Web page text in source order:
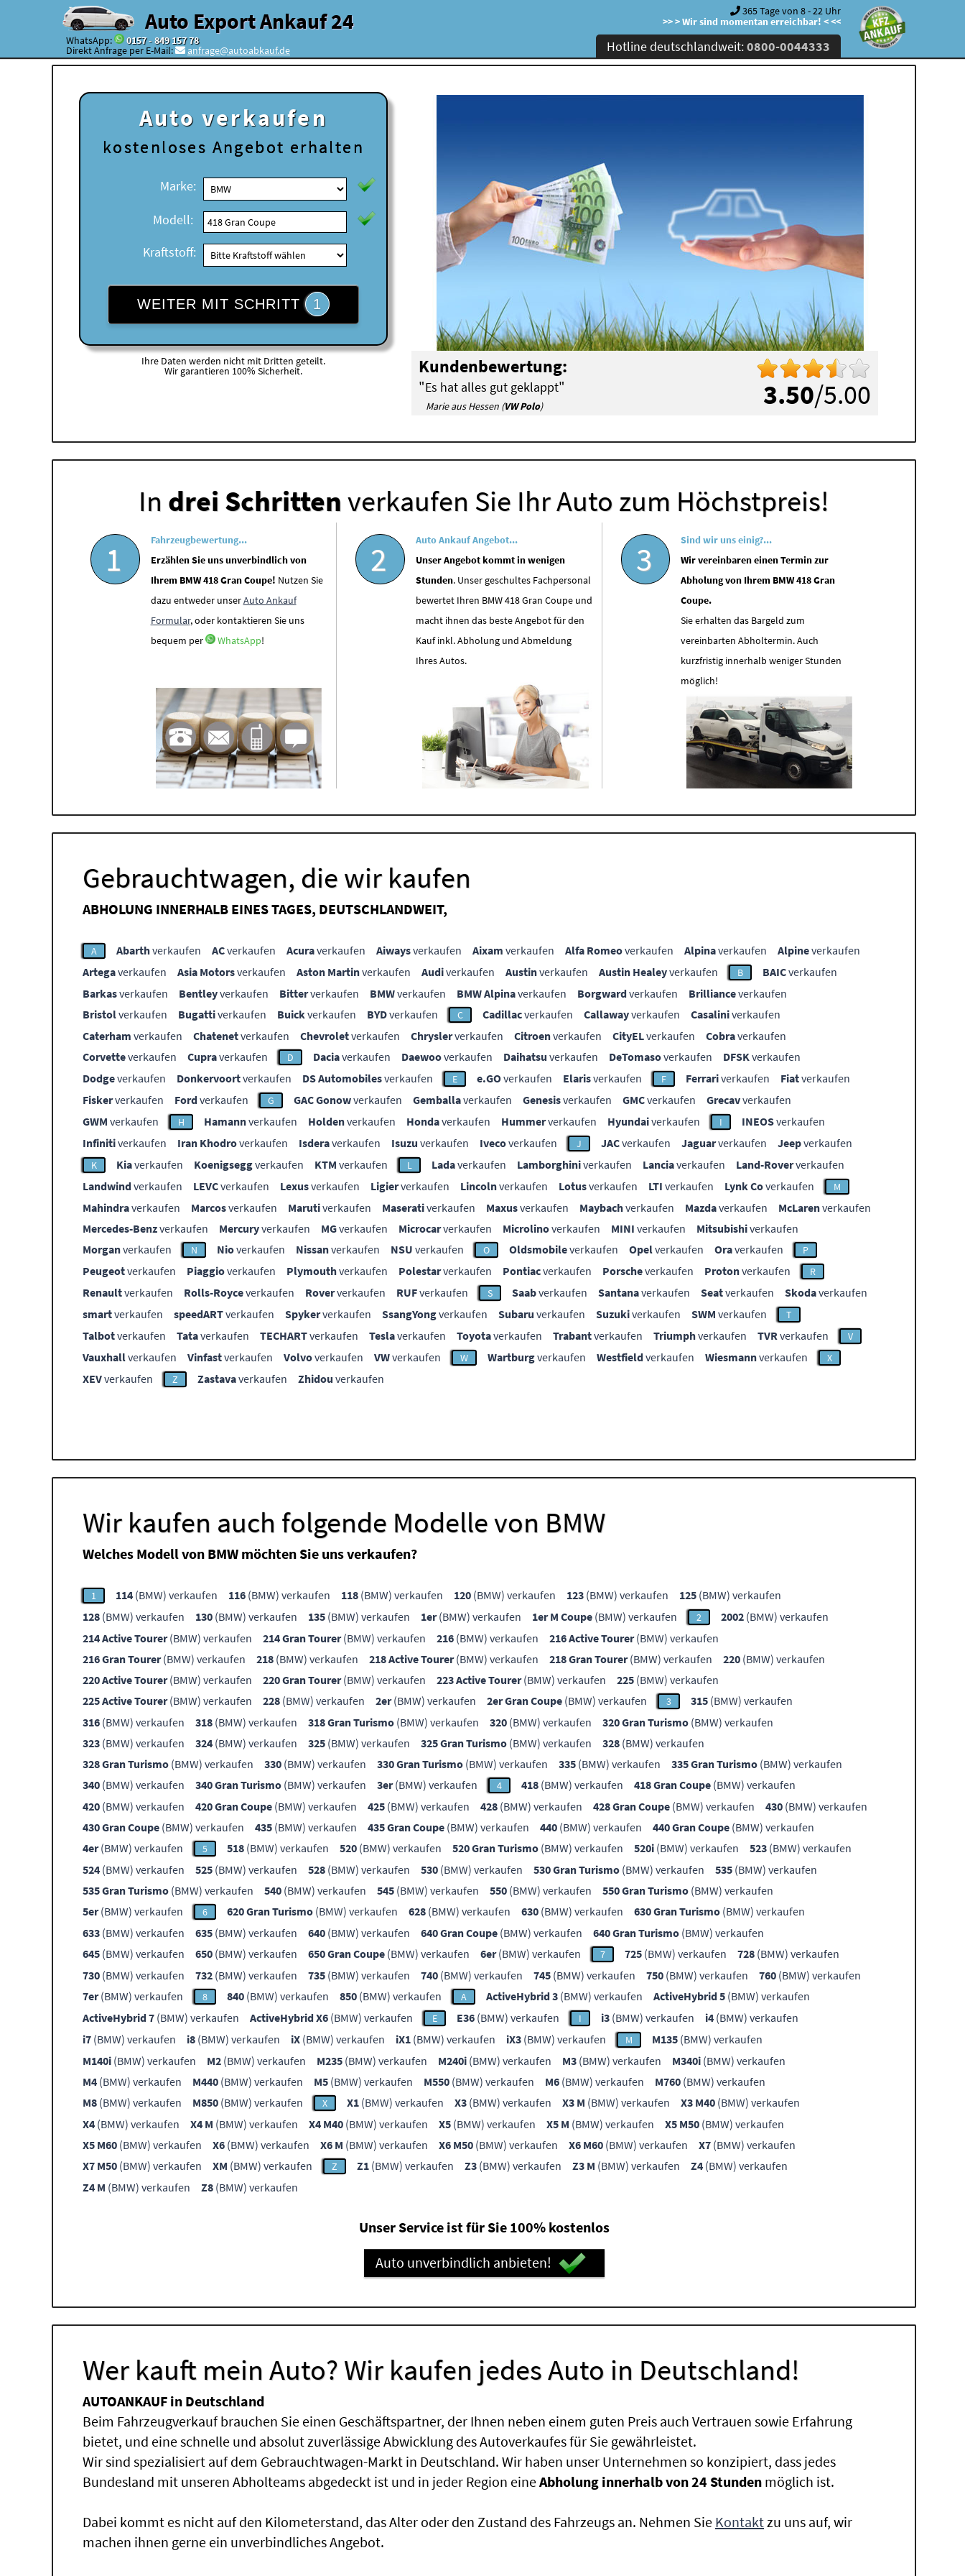
Auto Export Ankauf 24
WhatsApp: 0157 - 849 157 78
Direkt Anfrage per E-Mail: anfrage@autoabkauf.de
365 Tage von 8 - 22 Uhr
>> > Wir sind momentan erreichbar! < <<
Hotline deutschlandweit:0800-0044333
Auto verkaufen
kostenloses Angebot erhalten
Marke:
Modell:
Kraftstoff:
WEITER MIT SCHRITT 1
Ihre Daten werden nicht mit Dritten geteilt.
Wir garantieren 100% Sicherheit.
3.50/5.00
Kundenbewertung:
"Es hat alles gut geklappt"
Marie aus Hessen (VW Polo)
In drei Schrittenverkaufen Sie Ihr Auto zum Höchstpreis!
1
Fahrzeugbewertung...
Erzählen Sie uns unverbindlich von
Ihrem BMW 418 Gran Coupe! Nutzen Sie
dazu entweder unserAuto Ankauf
Formular, oder kontaktieren Sie uns
bequem per
WhatsApp!
2
Auto Ankauf Angebot...
Unser Angebot kommt in wenigen
Stunden. Unser geschultes Fachpersonal
bewertet Ihren BMW 418 Gran Coupe und
macht ihnen das beste Angebot für den
Kauf inkl. Abholung und Abmeldung
Ihres Autos.
3
Sind wir uns einig?...
Wir vereinbaren einen Termin zur
Abholung von Ihrem BMW 418 Gran
Coupe.
Sie erhalten das Bargeld zum
vereinbarten Abholtermin. Auch
kurzfristig innerhalb weniger Stunden
möglich!
Gebrauchtwagen, die wir kaufen
ABHOLUNG INNERHALB EINES TAGES, DEUTSCHLANDWEIT,
A Abarthverkaufen ACverkaufen Acuraverkaufen Aiwaysverkaufen Aixam verkaufen Alfa Romeoverkaufen Alpinaverkaufen Alpineverkaufen
Artegaverkaufen Asia Motorsverkaufen Aston Martinverkaufen Audiverkaufen Austinverkaufen Austin Healeyverkaufen B BAICverkaufen
Barkasverkaufen Bentleyverkaufen Bitterverkaufen BMWverkaufen BMW Alpinaverkaufen Borgwardverkaufen Brillianceverkaufen
Bristolverkaufen Bugattiverkaufen Buickverkaufen BYDverkaufen C Cadillacverkaufen Callawayverkaufen Casaliniverkaufen
Caterham verkaufen Chatenetverkaufen Chevroletverkaufen Chryslerverkaufen Citroenverkaufen CityELverkaufen Cobraverkaufen
Corvetteverkaufen Cupraverkaufen D Daciaverkaufen Daewooverkaufen Daihatsu verkaufen DeTomasoverkaufen DFSKverkaufen
Dodgeverkaufen Donkervoortverkaufen DS Automobilesverkaufen E e.GOverkaufen Elarisverkaufen F Ferrariverkaufen Fiatverkaufen
Fiskerverkaufen Fordverkaufen G GAC Gonowverkaufen Gemballaverkaufen Genesisverkaufen GMCverkaufen Grecavverkaufen
GWM verkaufen H Hamannverkaufen Holdenverkaufen Hondaverkaufen Hummerverkaufen Hyundaiverkaufen I INEOSverkaufen
Infinitiverkaufen Iran Khodroverkaufen Isderaverkaufen Isuzu verkaufen Ivecoverkaufen J JACverkaufen Jaguarverkaufen Jeepverkaufen
K Kiaverkaufen Koenigseggverkaufen KTM verkaufen L Ladaverkaufen Lamborghiniverkaufen Lanciaverkaufen Land-Roververkaufen
Landwindverkaufen LEVCverkaufen Lexusverkaufen Ligierverkaufen Lincolnverkaufen Lotusverkaufen LTI verkaufen Lynk Coverkaufen M
Mahindraverkaufen Marcosverkaufen Marutiverkaufen Maserativerkaufen Maxusverkaufen Maybachverkaufen Mazdaverkaufen McLarenverkaufen
Mercedes-Benzverkaufen Mercuryverkaufen MGverkaufen Microcarverkaufen Microlinoverkaufen MINI verkaufen Mitsubishiverkaufen
Morganverkaufen N Nioverkaufen Nissanverkaufen NSU verkaufen O Oldsmobileverkaufen Opelverkaufen Oraverkaufen P
Peugeotverkaufen Piaggioverkaufen Plymouthverkaufen Polestarverkaufen Pontiacverkaufen Porscheverkaufen Protonverkaufen R
Renaultverkaufen Rolls-Royceverkaufen Roververkaufen RUFverkaufen S Saabverkaufen Santanaverkaufen Seatverkaufen Skodaverkaufen
smartverkaufen speedARTverkaufen Spykerverkaufen SsangYongverkaufen Subaru verkaufen Suzukiverkaufen SWM verkaufen T
Talbotverkaufen Tataverkaufen TECHARTverkaufen Teslaverkaufen Toyotaverkaufen Trabantverkaufen Triumphverkaufen TVRverkaufen V
Vauxhallverkaufen Vinfastverkaufen Volvoverkaufen VWverkaufen W Wartburgverkaufen Westfieldverkaufen Wiesmannverkaufen X
XEVverkaufen Z Zastavaverkaufen Zhidou verkaufen
Wir kaufen auch folgende Modelle von BMW
Welches Modell von BMW möchten Sie uns verkaufen?
1 114 (BMW) verkaufen 116 (BMW) verkaufen 118 (BMW) verkaufen 120 (BMW) verkaufen 123 (BMW) verkaufen 125 (BMW) verkaufen
128 (BMW) verkaufen 130 (BMW) verkaufen 135 (BMW) verkaufen 1er(BMW) verkaufen 1er M Coupe (BMW) verkaufen 2 2002 (BMW) verkaufen
214 Active Tourer(BMW) verkaufen 214 Gran Tourer(BMW) verkaufen 216 (BMW) verkaufen 216 Active Tourer(BMW) verkaufen
216 Gran Tourer(BMW) verkaufen 218 (BMW) verkaufen 218 Active Tourer(BMW) verkaufen 218 Gran Tourer(BMW) verkaufen 220 (BMW) verkaufen
220 Active Tourer(BMW) verkaufen 220 Gran Tourer(BMW) verkaufen 223 Active Tourer(BMW) verkaufen 225 (BMW) verkaufen
225 Active Tourer(BMW) verkaufen 228 (BMW) verkaufen 2er(BMW) verkaufen 2er Gran Coupe (BMW) verkaufen 3 315 (BMW) verkaufen
316 (BMW) verkaufen 318 (BMW) verkaufen 318 Gran Turismo (BMW) verkaufen 320 (BMW) verkaufen 320 Gran Turismo (BMW) verkaufen
323 (BMW) verkaufen 324 (BMW) verkaufen 325 (BMW) verkaufen 325 Gran Turismo (BMW) verkaufen 328 (BMW) verkaufen
328 Gran Turismo (BMW) verkaufen 330 (BMW) verkaufen 330 Gran Turismo (BMW) verkaufen 335 (BMW) verkaufen 335 Gran Turismo (BMW) verkaufen
340 (BMW) verkaufen 340 Gran Turismo (BMW) verkaufen 3er(BMW) verkaufen 4 418 (BMW) verkaufen 418 Gran Coupe (BMW) verkaufen
420 (BMW) verkaufen 420 Gran Coupe (BMW) verkaufen 425 (BMW) verkaufen 428 (BMW) verkaufen 428 Gran Coupe (BMW) verkaufen 430 (BMW) verkaufen
430 Gran Coupe (BMW) verkaufen 435 (BMW) verkaufen 435 Gran Coupe (BMW) verkaufen 440 (BMW) verkaufen 440 Gran Coupe (BMW) verkaufen
4er(BMW) verkaufen 5 518 (BMW) verkaufen 520 (BMW) verkaufen 520 Gran Turismo (BMW) verkaufen 520i (BMW) verkaufen 523 (BMW) verkaufen
524 (BMW) verkaufen 525 (BMW) verkaufen 528 (BMW) verkaufen 530 (BMW) verkaufen 530 Gran Turismo (BMW) verkaufen 535 (BMW) verkaufen
535 Gran Turismo (BMW) verkaufen 540 (BMW) verkaufen 545 (BMW) verkaufen 550 (BMW) verkaufen 550 Gran Turismo (BMW) verkaufen
5er(BMW) verkaufen 6 620 Gran Turismo (BMW) verkaufen 628 (BMW) verkaufen 630 (BMW) verkaufen 630 Gran Turismo (BMW) verkaufen
633 (BMW) verkaufen 635 (BMW) verkaufen 640 (BMW) verkaufen 640 Gran Coupe (BMW) verkaufen 640 Gran Turismo (BMW) verkaufen
645 (BMW) verkaufen 650 (BMW) verkaufen 650 Gran Coupe (BMW) verkaufen 6er(BMW) verkaufen 7 725 (BMW) verkaufen 728 (BMW) verkaufen
730 (BMW) verkaufen 732 (BMW) verkaufen 735 (BMW) verkaufen 740 (BMW) verkaufen 745 (BMW) verkaufen 750 (BMW) verkaufen 760 (BMW) verkaufen
7er(BMW) verkaufen 8 840 (BMW) verkaufen 850 (BMW) verkaufen A ActiveHybrid 3 (BMW) verkaufen ActiveHybrid 5 (BMW) verkaufen
ActiveHybrid 7 (BMW) verkaufen ActiveHybrid X6 (BMW) verkaufen E E36 (BMW) verkaufen I i3 (BMW) verkaufen i4 (BMW) verkaufen
i7 (BMW) verkaufen i8 (BMW) verkaufen iX (BMW) verkaufen iX1 (BMW) verkaufen iX3 (BMW) verkaufen M M135 (BMW) verkaufen
M140i (BMW) verkaufen M2 (BMW) verkaufen M235 (BMW) verkaufen M240i (BMW) verkaufen M3 (BMW) verkaufen M340i (BMW) verkaufen
M4 (BMW) verkaufen M440 (BMW) verkaufen M5 (BMW) verkaufen M550 (BMW) verkaufen M6 (BMW) verkaufen M760 (BMW) verkaufen
M8 (BMW) verkaufen M850 (BMW) verkaufen X X1 (BMW) verkaufen X3 (BMW) verkaufen X3 M (BMW) verkaufen X3 M40 (BMW) verkaufen
X4 (BMW) verkaufen X4 M (BMW) verkaufen X4 M40 (BMW) verkaufen X5 (BMW) verkaufen X5 M (BMW) verkaufen X5 M50 (BMW) verkaufen
X5 M60 (BMW) verkaufen X6 (BMW) verkaufen X6 M (BMW) verkaufen X6 M50 (BMW) verkaufen X6 M60 (BMW) verkaufen X7 (BMW) verkaufen
X7 M50 (BMW) verkaufen XM (BMW) verkaufen Z Z1 (BMW) verkaufen Z3 (BMW) verkaufen Z3 M (BMW) verkaufen Z4 (BMW) verkaufen
Z4 M (BMW) verkaufen Z8 (BMW) verkaufen
Unser Service ist für Sie 100% kostenlos
Auto unverbindlich anbieten!
Wer kauft mein Auto? Wir kaufen jedes Auto in Deutschland!
AUTOANKAUF in Deutschland
Beim Fahrzeugverkauf brauchen Sie einen Geschäftspartner, der Ihnen neben einem guten Preis auch Vertrauen sowie Erfahrung
bietet, und eine schnelle und absolut zuverlässige Abwicklung des Autoverkaufes für Sie gewährleistet.
Wir sind spezialisiert auf dem Gebrauchtwagen-Markt in Deutschland. Wir haben unser Unternehmen so konzipiert, dass jedes
Bundesland mit unseren Abholteams abgedeckt ist und in jeder Region eineAbholung innerhalb von 24 Stunden möglich ist.
Dabei kommt es nicht auf den Kilometerstand, das Alter oder den Zustand des Fahrzeugs an. Nehmen Sie Kontaktzu uns auf, wir
machen ihnen gerne ein unverbindliches Angebot.